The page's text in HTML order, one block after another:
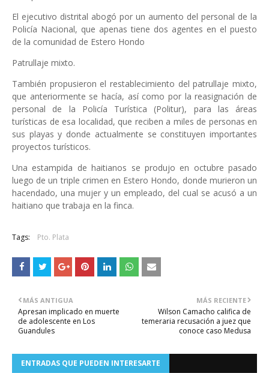
El ejecutivo distrital abogó por un aumento del personal de la
Policía Nacional, que apenas tiene dos agentes en el puesto
de la comunidad de Estero Hondo
Patrullaje mixto.
También propusieron el restablecimiento del patrullaje mixto,
que anteriormente se hacía, así como por la reasignación de
personal de la Policía Turística (Politur), para las áreas
turísticas de esa localidad, que reciben a miles de personas en
sus playas y donde actualmente se constituyen importantes
proyectos turísticos.
Una estampida de haitianos se produjo en octubre pasado
luego de un triple crimen en Estero Hondo, donde murieron un
hacendado, una mujer y un empleado, del cual se acusó a un
haitiano que trabaja en la finca.
Tags: Pto. Plata
MÁS RECIENTE
Wilson Camacho califica de
temeraria recusación a juez que
conoce caso Medusa
MÁS ANTIGUA
Apresan implicado en muerte
de adolescente en Los
Guandules
ENTRADAS QUE PUEDEN INTERESARTE